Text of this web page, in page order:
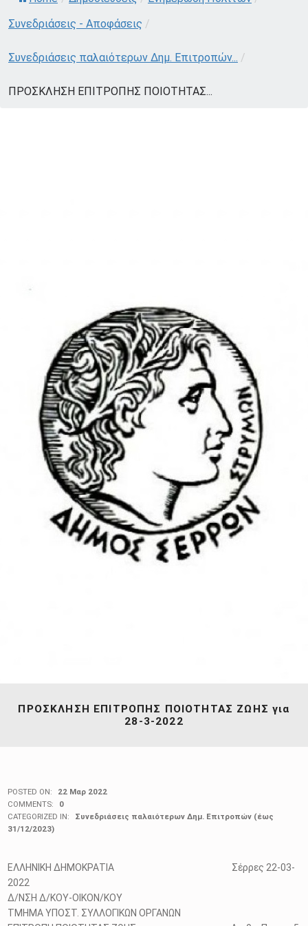
Συνεδριάσεις - Αποφάσεις /
Συνεδριάσεις παλαιότερων Δημ. Επιτροπών... /
ΠΡΟΣΚΛΗΣΗ ΕΠΙΤΡΟΠΗΣ ΠΟΙΟΤΗΤΑΣ...
ΠΡΟΣΚΛΗΣΗ ΕΠΙΤΡΟΠΗΣ ΠΟΙΟΤΗΤΑΣ ΖΩΗΣ για
28-3-2022
POSTED ON:
22 Μαρ 2022
COMMENTS:
0
CATEGORIZED IN:
Συνεδριάσεις παλαιότερων Δημ. Επιτροπών (έως
31/12/2023)
ΕΛΛΗΝΙΚΗ ΔΗΜΟΚΡΑΤΙΑ Σέρρες 22-03-
2022
Δ/ΝΣΗ Δ/ΚΟΥ-ΟΙΚΟΝ/ΚΟΥ
ΤΜΗΜΑ ΥΠΟΣΤ. ΣΥΛΛΟΓΙΚΩΝ ΟΡΓΑΝΩΝ